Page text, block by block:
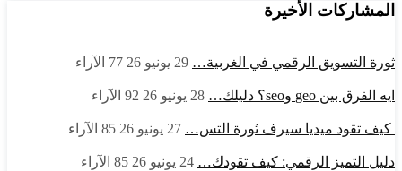
المشاركات الأخيرة
ثورة التسويق الرقمي في الغربية… 29 يونيو 26 77 الآراء
ايه الفرق بين geo وseo؟ دليلك… 28 يونيو 26 92 الآراء
كيف تقود ميديا سيرف ثورة التس… 27 يونيو 26 85 الآراء
دليل التميز الرقمي: كيف تقودك… 24 يونيو 26 85 الآراء